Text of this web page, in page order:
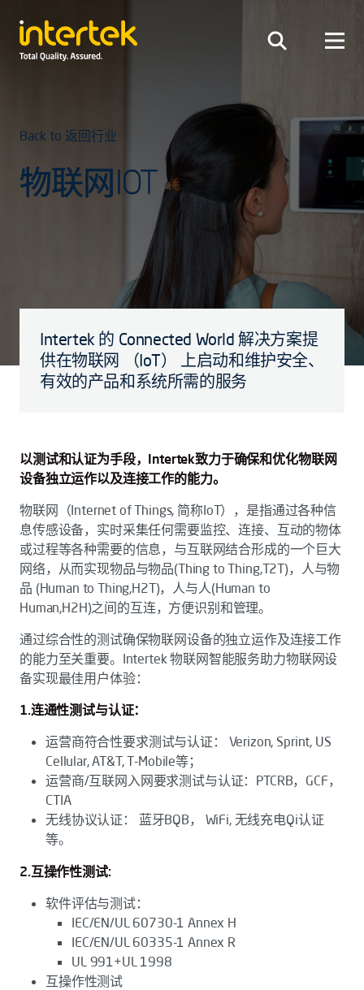
Back to 返回行业
物联网IOT
Intertek 的 Connected World 解决方案提
供在物联网 （IoT） 上启动和维护安全、
有效的产品和系统所需的服务
以测试和认证为手段，Intertek致力于确保和优化物联网
设备独立运作以及连接工作的能力。
物联网（Internet of Things, 简称IoT），是指通过各种信
息传感设备，实时采集任何需要监控、连接、互动的物体
或过程等各种需要的信息，与互联网结合形成的一个巨大
网络，从而实现物品与物品(Thing to Thing,T2T)，人与物
品 (Human to Thing,H2T)，人与人(Human to
Human,H2H)之间的互连，方便识别和管理。
通过综合性的测试确保物联网设备的独立运作及连接工作
的能力至关重要。Intertek 物联网智能服务助力物联网设
备实现最佳用户体验：
1.连通性测试与认证：
运营商符合性要求测试与认证： Verizon, Sprint, US
Cellular, AT&T, T-Mobile等；
运营商/互联网入网要求测试与认证：PTCRB，GCF，
CTIA
无线协议认证： 蓝牙BQB， WiFi, 无线充电Qi认证
等。
2.互操作性测试:
软件评估与测试：
IEC/EN/UL 60730-1 Annex H
IEC/EN/UL 60335-1 Annex R
UL 991+UL 1998
互操作性测试